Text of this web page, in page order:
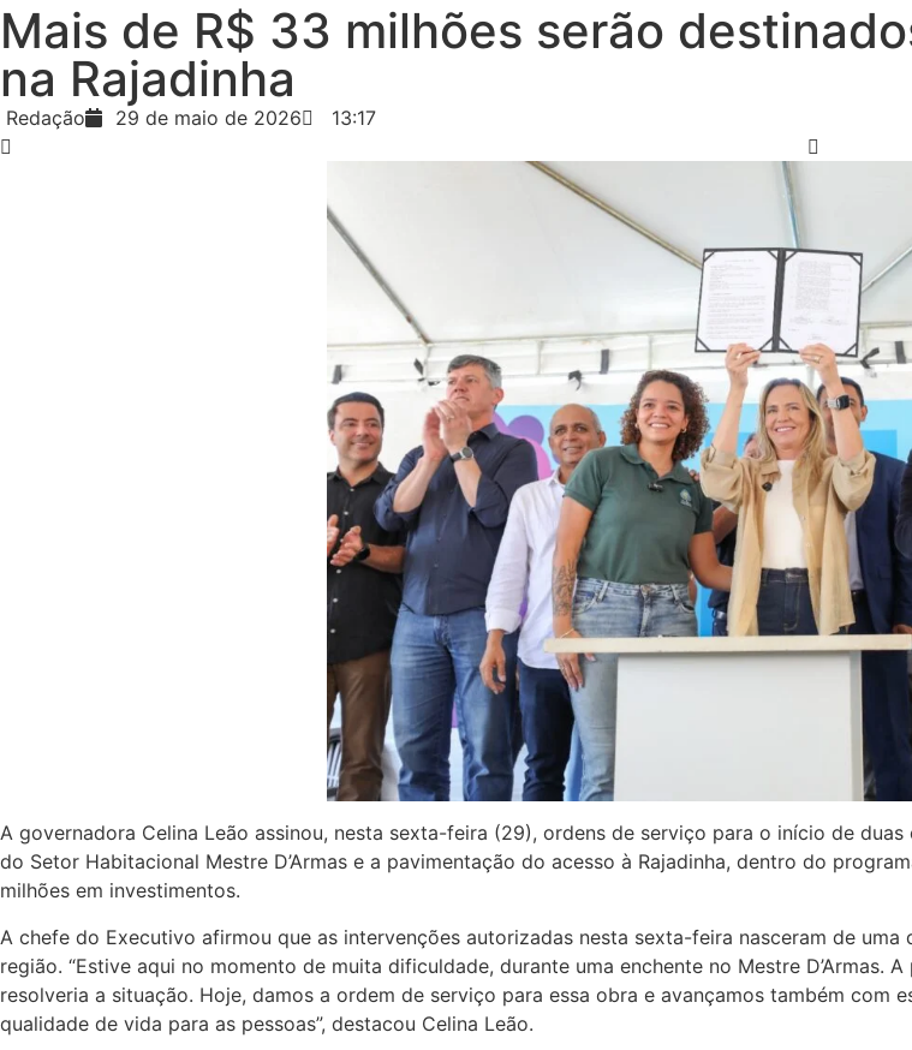
Mais de R$ 33 milhões serão
na Rajadinha
Redação 29 de maio de 2026 13:17
A governadora Celina Leão assinou, nesta sexta-feira (29), ordens de serviço para o início de
do Setor Habitacional Mestre D’Armas e a pavimentação do acesso à Rajadinha, dentro do
milhões em investimentos.
A chefe do Executivo afirmou que as intervenções autorizadas nesta sexta-feira nasceram de
região. “Estive aqui no momento de muita dificuldade, durante uma enchente no Mestre
resolveria a situação. Hoje, damos a ordem de serviço para essa obra e avançamos também
qualidade de vida para as pessoas”, destacou Celina Leão.